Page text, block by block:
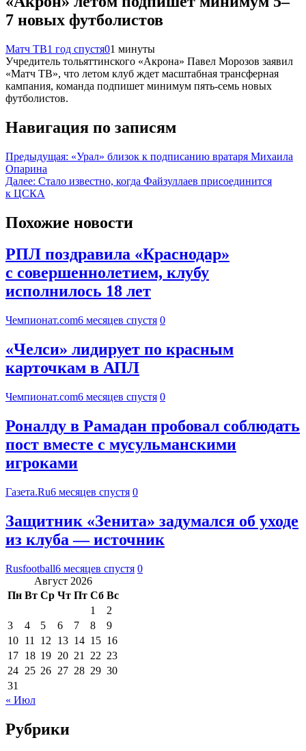
7 новых футболистов
Матч ТВ1 год спустя01 минуты
Учредитель тольяттинского «Акрона» Павел Морозов заявил
«Матч ТВ», что летом клуб ждет масштабная трансферная
кампания, команда подпишет минимум пять‑семь новых
футболистов.
Навигация по записям
Предыдущая: «Урал» близок к подписанию вратаря Михаила
Опарина
Далее: Стало известно, когда Файзуллаев присоединится
к ЦСКА
Похожие новости
РПЛ поздравила «Краснодар»
с совершеннолетием, клубу
исполнилось 18 лет
Чемпионат.com6 месяцев спустя 0
«Челси» лидирует по красным
карточкам в АПЛ
Чемпионат.com6 месяцев спустя 0
Роналду в Рамадан пробовал соблюдать
пост вместе с мусульманскими
игроками
Газета.Ru6 месяцев спустя 0
Защитник «Зенита» задумался об уходе
из клуба — источник
Rusfootball6 месяцев спустя 0
Август 2026
Пн Вт Ср Чт Пт Сб Вс
1
2
3
4 5 6 7 8
9
10 11 12 13 14 15 16
17 18 19 20 21 22 23
24 25 26 27 28 29 30
31
« Июл
Рубрики